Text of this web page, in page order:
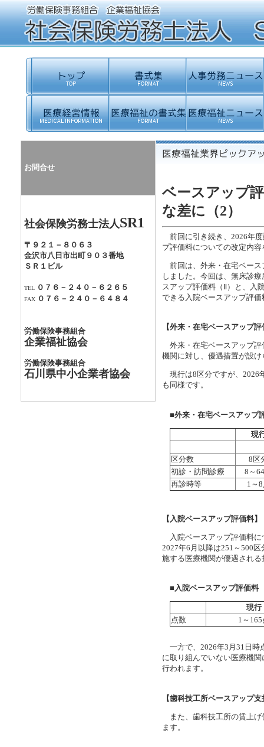
ベースアップ
な差に（2）
前回に引き続き、2026年
プ評価料についての改定内
前回は、外来・在宅ベース
しました。今回は、無床診
スアップ評価料（Ⅱ）と、入
できる入院ベースアップ評
【外来・在宅ベースアップ
外来・在宅ベースアップ評
機関に対し、優遇措置が設け
現行は8区分ですが、2026
も同様です。
■外来・在宅ベースアップ
現
区分数
8区
初診・訪問診療
8～
再診時等
1～
【入院ベースアップ評価料】
入院ベースアップ評価料に
2027年6月以降は251～500
施する医療機関が優遇される
■入院ベースアップ評価料
現行
点数
1～165
一方で、2026年3月31日時
に取り組んでいない医療機
行われます。
【歯科技工所ベースアップ
また、歯科技工所の賃上げ
ます。
お問合せ
社会保険労務士法人SR1
〒９２１－８０６３
金沢市八日市出町９０３番地
ＳＲ１ビル
TEL ０７６－２４０－６２６５
FAX ０７６－２４０－６４８４
労働保険事務組合
企業福祉協会
労働保険事務組合
石川県中小企業者協会